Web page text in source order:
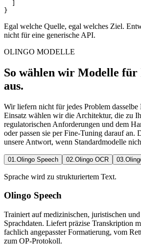
}
Egal welche Quelle, egal welches Ziel.
nicht für eine generische API.
OLINGO MODELLE
So wählen wir Modelle
aus.
Wir liefern nicht für jedes Problem
Einsatz wählen wir die Architektur, die zu
regulatorischen Anforderungen und dem
oder passen sie per Fine-Tuning darauf
unsere Antwort, wenn Standardmodelle
01 Olingo Speech 02 Olingo OCR 03
Sprache wird zu strukturiertem Text.
Olingo Speech
Trainiert auf medizinischen, juristischen
Sprachdaten. Liefert präzise Transkription
fachlich angepasster Formatierung, vom
zum OP-Protokoll.